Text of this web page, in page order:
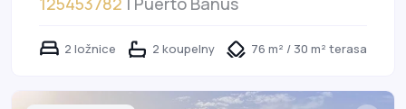
2 ložnice 2 koupelny 76 m² / 30 m² terasa